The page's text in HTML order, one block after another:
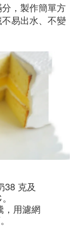
，製作簡單方
易出水、不變
38 克及
，用濾網